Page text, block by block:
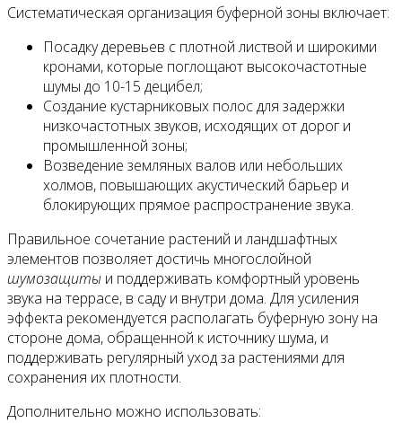
Систематическая организация буферной зоны включает:
Посадку деревьев с плотной листвой и широкими
кронами, которые поглощают высокочастотные
шумы до 10-15 децибел;
Создание кустарниковых полос для задержки
низкочастотных звуков, исходящих от дорог и
промышленной зоны;
Возведение земляных валов или небольших
холмов, повышающих акустический барьер и
блокирующих прямое распространение звука.
Правильное сочетание растений и ландшафтных
элементов позволяет достичь многослойной
шумозащиты и поддерживать комфортный уровень
звука на террасе, в саду и внутри дома. Для усиления
эффекта рекомендуется располагать буферную зону на
стороне дома, обращенной к источнику шума, и
поддерживать регулярный уход за растениями для
сохранения их плотности.
Дополнительно можно использовать: